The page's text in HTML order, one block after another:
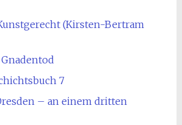
(Kirsten-Bertram
7
– an einem dritten